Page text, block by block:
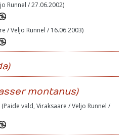
Runnel / 27.06.2002)
/ Veljo Runnel / 16.06.2003)
montanus)
vald, Viraksaare / Veljo Runnel /